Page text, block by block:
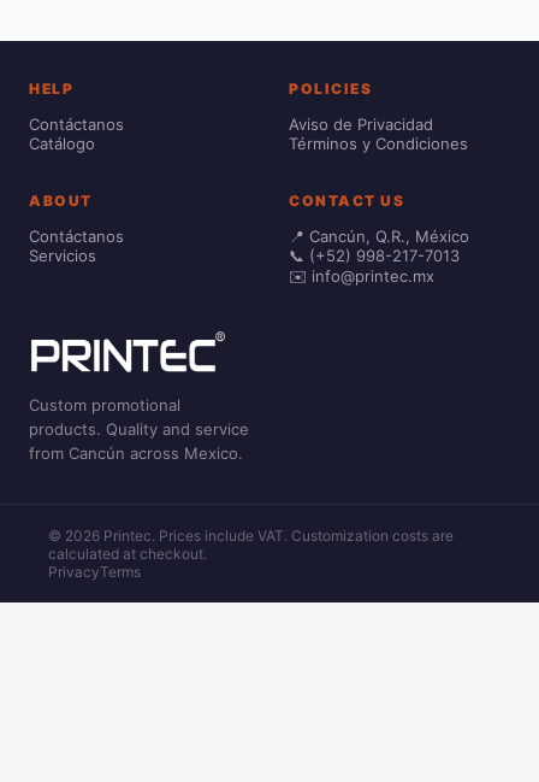
HELP
Contáctanos
Catálogo
POLICIES
Aviso de Privacidad
Términos y Condiciones
ABOUT
Contáctanos
Servicios
CONTACT US
📍 Cancún, Q.R., México
📞 (+52) 998-217-7013
✉️ info@printec.mx
Custom promotional
products. Quality and service
from Cancún across Mexico.
© 2026 Printec. Prices include VAT. Customization costs are
calculated at checkout.
PrivacyTerms